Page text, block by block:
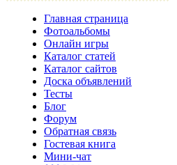
Главная страница
Фотоальбомы
Онлайн игры
Каталог статей
Каталог сайтов
Доска объявлений
Тесты
Блог
Форум
Обратная связь
Гостевая книга
Мини-чат